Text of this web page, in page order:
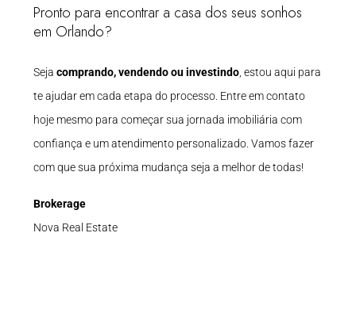
Pronto para encontrar a casa dos seus sonhos
em Orlando?
Seja comprando, vendendo ou investindo , estou aqui para
te ajudar em cada etapa do processo. Entre em contato
hoje mesmo para começar sua jornada imobiliária com
confiança e um atendimento personalizado. Vamos fazer
com que sua próxima mudança seja a melhor de todas!
Brokerage
Nova Real Estate